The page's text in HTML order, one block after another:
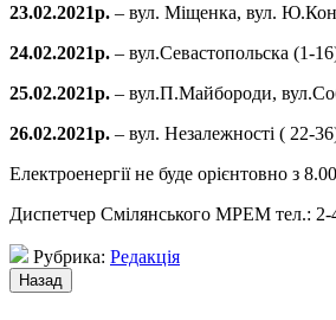
23.02.2021р. – вул. Міщенка, вул.
24.02.2021р. – вул.Севастопольска (1-
25.02.2021р. – вул.П.Майбороди,
26.02.2021р. – вул. Незалежності ( 22-
Електроенергії не буде орієнтовно з
Диспетчер Смілянського МРЕМ тел.: 2-
Рубрика: Редакція